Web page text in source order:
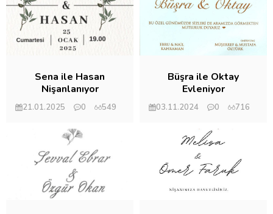
Sena ile Hasan
Nişanlanıyor
21.01.2025 0
549
Büşra ile Oktay
Evleniyor
03.11.2024 0
716